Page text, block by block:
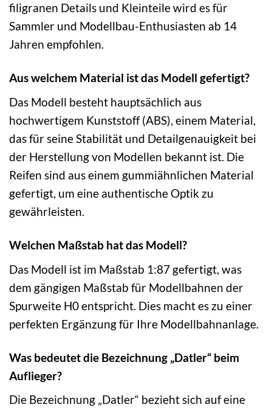
filigranen Details und Kleinteile wird es für
Sammler und Modellbau-Enthusiasten ab 14
Jahren empfohlen.
Aus welchem Material ist das Modell gefertigt?
Das Modell besteht hauptsächlich aus
hochwertigem Kunststoff (ABS), einem Material,
das für seine Stabilität und Detailgenauigkeit bei
der Herstellung von Modellen bekannt ist. Die
Reifen sind aus einem gummiähnlichen Material
gefertigt, um eine authentische Optik zu
gewährleisten.
Welchen Maßstab hat das Modell?
Das Modell ist im Maßstab 1:87 gefertigt, was
dem gängigen Maßstab für Modellbahnen der
Spurweite H0 entspricht. Dies macht es zu einer
perfekten Ergänzung für Ihre Modellbahnanlage.
Was bedeutet die Bezeichnung „Datler“ beim
Auflieger?
Die Bezeichnung „Datler“ bezieht sich auf eine